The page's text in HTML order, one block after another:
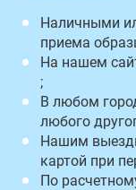
Наличными
приема
На нашем
;
В любом
любого
Нашим
картой при
По